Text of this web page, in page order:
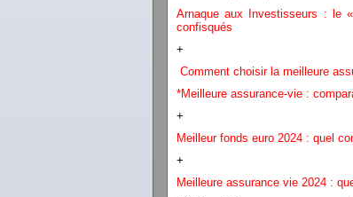
Arnaque aux Investisseurs : le
confisqués
+
Comment choisir la meilleure
*Meilleure assurance-vie :
+
Meilleur fonds euro 2024 : quel
+
Meilleure assurance vie 2024 :